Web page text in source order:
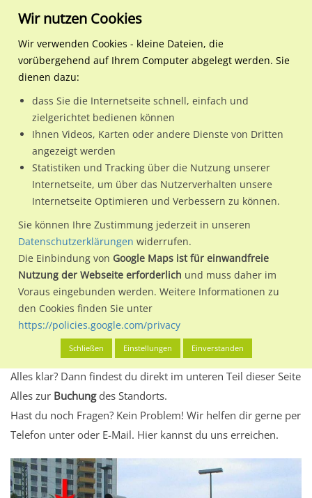
Regionale Plakatwerbung Hamburg
Hamburg, Freie und
S-Bf Thesdorf, Bstg. Gleis
Nutze günstige Werbemöglichkeiten am Standort S-Bf
Thesdorf, Bstg. Gleis 1, 1. Sto. im Ortsteil Pinneberg)
Hamburg, Freie und Hansestadt.
Wir erheben für jede unserer Werbeflächen individuelle und
aktuelleStandortinformationenund Leistungswerte. Damit
kannst du dich schon vor der Buchung im Detail über den
Standort, seine Reichweite und Werbewirkung sowie
eventuelle Beschränkungen in den zugelassenen
Werbeinhalten informieren.
Alles klar? Dann findest du direkt im unteren Teil dieser Seite
Alles zur Buchungdes Standorts.
Hast du noch Fragen? Kein Problem! Wir helfen dir gerne per
Telefon unter oder E-Mail. Hier kannst du uns erreichen.
Wir nutzen Cookies
Wir verwenden Cookies - kleine Dateien, die
vorübergehend auf Ihrem Computer abgelegt werden. Sie
dienen dazu:
dass Sie die Internetseite schnell, einfach und
zielgerichtet bedienen können
Ihnen Videos, Karten oder andere Dienste von Dritten
angezeigt werden
Statistiken und Tracking über die Nutzung unserer
Internetseite, um über das Nutzerverhalten unsere
Internetseite Optimieren und Verbessern zu können.
Sie können Ihre Zustimmung jederzeit in unseren
Datenschutzerklärungen widerrufen.
Die Einbindung von Google Maps ist für einwandfreie
Nutzung der Webseite erforderlich und muss daher im
Voraus eingebunden werden. Weitere Informationen zu
den Cookies finden Sie unter
https://policies.google.com/privacy
Schließen Einstellungen Einverstanden